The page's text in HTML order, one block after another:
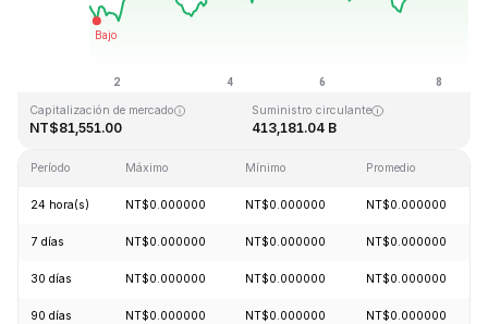
Última actualización: 2026-08-08, 12:25 GMT+0
NT$0.000000 NT$0.000000
Capitalización de mercado
NT$81,551.00
Suministro circulante
413,181.04 B
Período Máximo Mínimo Promedio
24 hora(s) NT$0.000000 NT$0.000000 NT$0.000000
7 días NT$0.000000 NT$0.000000 NT$0.000000
30 días NT$0.000000 NT$0.000000 NT$0.000000
90 días NT$0.000000 NT$0.000000 NT$0.000000